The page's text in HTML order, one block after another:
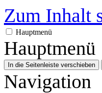
Zum Inhalt
Hauptmenü
Hauptmenü
In die Seitenleiste verschieben
Navigation